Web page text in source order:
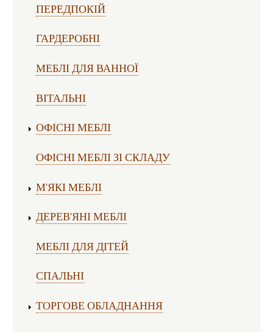
ПЕРЕДПОКІЙ
ГАРДЕРОБНІ
МЕБЛІ ДЛЯ ВАННОЇ
ВІТАЛЬНІ
ОФІСНІ МЕБЛІ
ОФІСНІ МЕБЛІ ЗІ СКЛАДУ
М'ЯКІ МЕБЛІ
ДЕРЕВ'ЯНІ МЕБЛІ
МЕБЛІ ДЛЯ ДІТЕЙ
СПАЛЬНІ
ТОРГОВЕ ОБЛАДНАННЯ